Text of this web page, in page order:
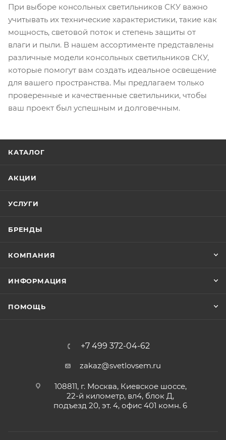
При выборе консольных светильников СКУ важно
учитывать их технические характеристики, такие как
мощность, световой поток и степень защиты от
влаги и пыли. В нашем ассортименте представлены
различные модели консольных светильников СКУ,
которые помогут вам создать идеальное освещение
для вашего пространства. Мы предлагаем только
проверенные и качественные светильники, чтобы
ваш проект был успешным и долговечным.
КАТАЛОГ
АКЦИИ
УСЛУГИ
БРЕНДЫ
КОМПАНИЯ
ИНФОРМАЦИЯ
ПОМОЩЬ
+7 499 372-04-62
zakaz@svetlovsem.ru
108811, г. Москва, Киевское шоссе,
22-й километр, вл4, блок Д,
подъезд 20, эт. 4, офис 401 комн. 6